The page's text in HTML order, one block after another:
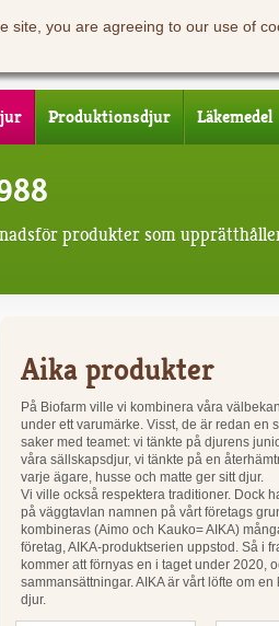
site, you are agreeing to our use of
Produktionsdjur Läkemedel
produkter som
Aika produkter
På Biofarm ville vi kombinera våra
under ett varumärke. Visst, de är redan en
saker med teamet: vi tänkte på djurens
våra sällskapsdjur, vi tänkte på en
varje ägare, husse och matte ger sitt djur.
Vi ville också respektera traditioner. Dock
på väggtavlan namnen på vårt företags
kombineras (Aimo och Kauko= AIKA)
företag, AIKA-produktserien uppstod. Så i
kommer att förnyas en i taget under 2020,
sammansättningar. AIKA är vårt löfte om
djur.